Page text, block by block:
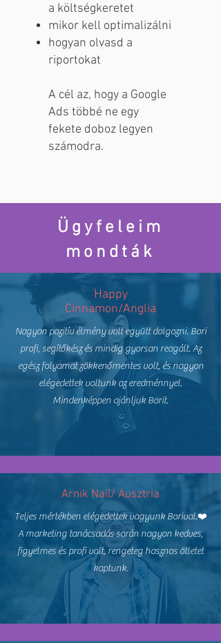
a költségkeretet
mikor kell optimalizálni
hogyan olvasd a
riportokat
A cél az, hogy a Google
Ads többé ne egy
fekete doboz legyen
számodra.
Ügyfeleim
mondták
Happy
Cinnamon/Anglia
Nagyon pozitív élmény volt együtt dolgozni. Bori
profi, segítőkész és mindig gyorsan reagált. Az
egész folyamat zökkenőmentes volt, és nagyon
elégedettek voltunk az eredménnyel.
Mindenképpen ajánljuk Borit.
Arnik Nail/ Ausztria
Teljes mértékben elégedettek vagyunk Borival.❤️
A marketing tanácsadás során nagyon kedves,
figyelmes és profi volt, rengeteg hasznos ötletet
kaptunk.